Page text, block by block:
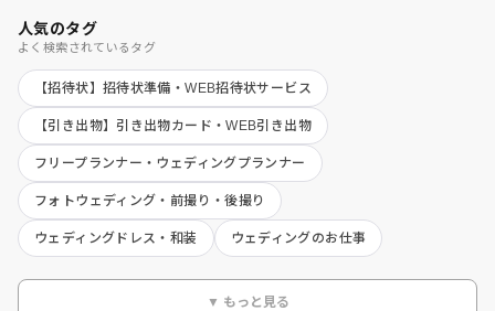
人気のタグ
よく検索されているタグ
【招待状】招待状準備・WEB招待状サービス
【引き出物】引き出物カード・WEB引き出物
フリープランナー・ウェディングプランナー
フォトウェディング・前撮り・後撮り
ウェディングドレス・和装 ウェディングのお仕事
▼ もっと見る